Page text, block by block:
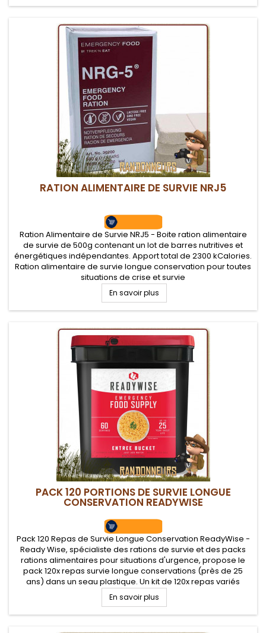
RATION ALIMENTAIRE DE SURVIE NRJ5
Ration Alimentaire de Survie NRJ5 - Boite ration alimentaire
de survie de 500g contenant un lot de barres nutritives et
énergétiques indépendantes. Apport total de 2300 kCalories.
Ration alimentaire de survie longue conservation pour toutes
situations de crise et survie
En savoir plus
PACK 120 PORTIONS DE SURVIE LONGUE
CONSERVATION READYWISE
Pack 120 Repas de Survie Longue Conservation ReadyWise -
Ready Wise, spécialiste des rations de survie et des packs
rations alimentaires pour situations d'urgence, propose le
pack 120x repas survie longue conservations (près de 25
ans) dans un seau plastique. Un kit de 120x repas variés
équilibrés, véritable réponse alimentaire en cas de sinistre
et...
En savoir plus